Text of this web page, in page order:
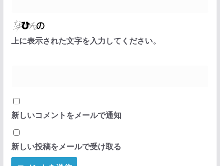
上に表示された文字を入力してください。
新しいコメントをメールで通知
新しい投稿をメールで受け取る